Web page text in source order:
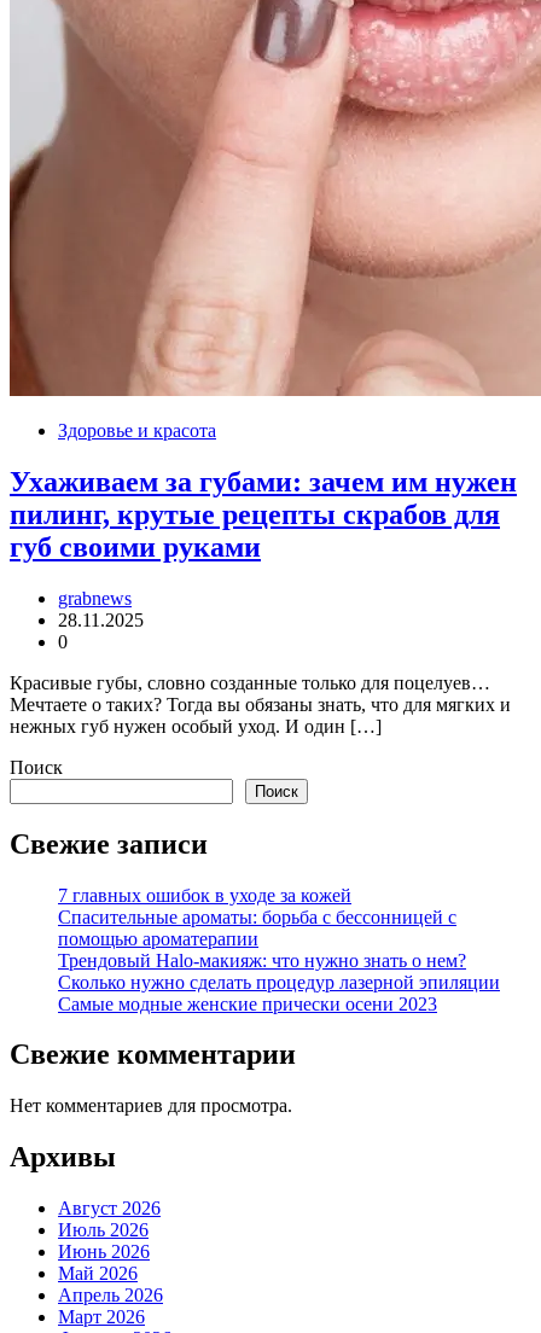
Здоровье и красота
Ухаживаем за губами: зачем им нужен
пилинг, крутые рецепты скрабов для
губ своими руками
grabnews
28.11.2025
0
Красивые губы, словно созданные только для поцелуев…
Мечтаете о таких? Тогда вы обязаны знать, что для мягких и
нежных губ нужен особый уход. И один […]
Поиск
Поиск
Свежие записи
7 главных ошибок в уходе за кожей
Спасительные ароматы: борьба с бессонницей с
помощью ароматерапии
Трендовый Halo-макияж: что нужно знать о нем?
Сколько нужно сделать процедур лазерной эпиляции
Самые модные женские прически осени 2023
Свежие комментарии
Нет комментариев для просмотра.
Архивы
Август 2026
Июль 2026
Июнь 2026
Май 2026
Апрель 2026
Март 2026